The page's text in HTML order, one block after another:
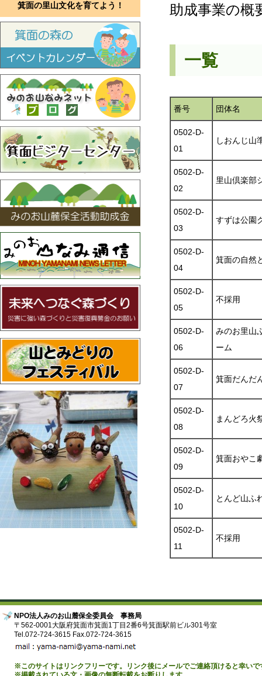
箕面の里山文化を育てよう！
助成事業の
一覧
番号 団体名
0502-D-
01
しおんじ山
0502-D-
02
里山倶楽部
0502-D-
03
すずは公園
0502-D-
04
箕面の自然
0502-D-
05
不採用
0502-D-
06
みのお里山
ーム
0502-D-
07
箕面だんだ
0502-D-
08
まんどろ火
0502-D-
09
箕面おやこ
0502-D-
10
とんど山ふ
0502-D-
11
不採用
NPO法人みのお山麓保全委員会 事務局
〒562-0001大阪府箕面市箕面1丁目2番6号箕面駅前ビル301号室
Tel.072-724-3615 Fax.072-724-3615
※このサイトはリンクフリーです。リンク後にメールでご連絡頂けると幸いで